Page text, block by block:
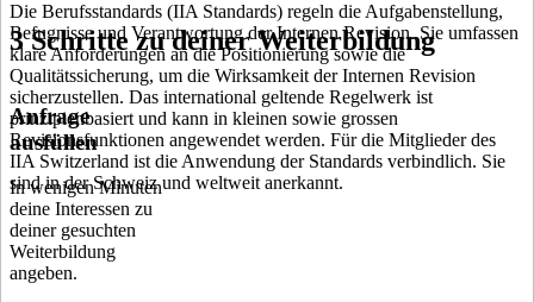
Die Berufsstandards (IIA Standards) regeln die Aufgabenstellung,
Befugnisse und Verantwortung der Internen Revision. Sie umfassen
klare Anforderungen an die Positionierung sowie die
Qualitätssicherung, um die Wirksamkeit der Internen Revision
sicherzustellen. Das international geltende Regelwerk ist
prinzipienbasiert und kann in kleinen sowie grossen
Revisionsfunktionen angewendet werden. Für die Mitglieder des
IIA Switzerland ist die Anwendung der Standards verbindlich. Sie
sind in der Schweiz und weltweit anerkannt.
3 Schritte zu deiner Weiterbildung
Anfrage
ausfüllen
In wenigen Minuten
deine Interessen zu
deiner gesuchten
Weiterbildung
angeben.